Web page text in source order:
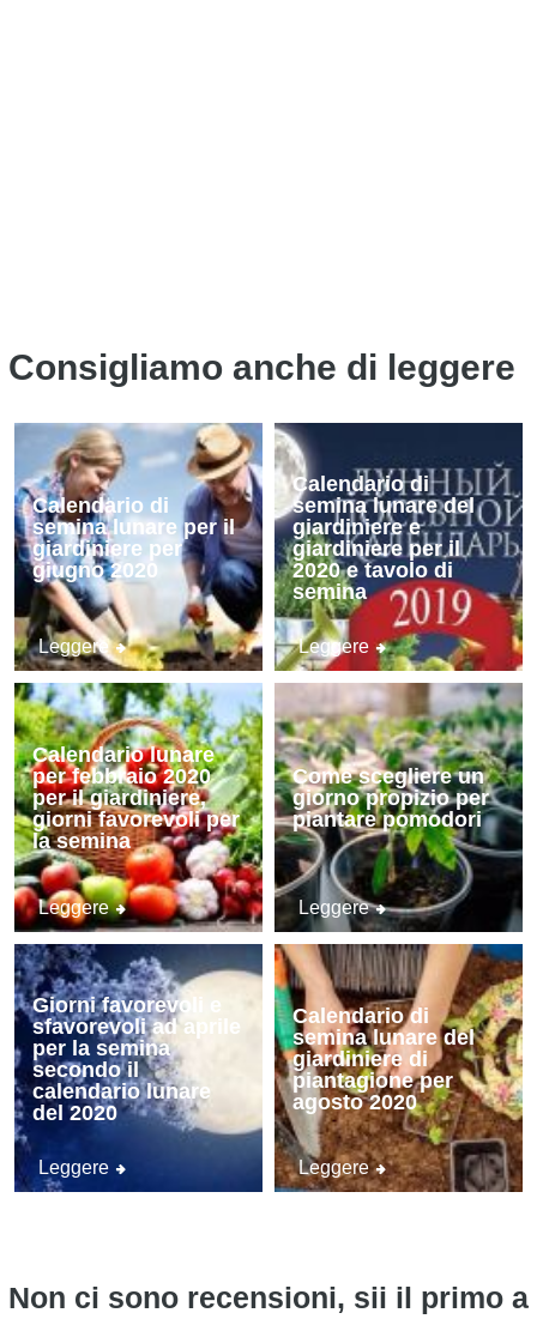
Consigliamo anche di leggere
Calendario di
semina lunare per il
giardiniere per
giugno 2020
Leggere
Calendario di
semina lunare del
giardiniere e
giardiniere per il
2020 e tavolo di
semina
Leggere
Calendario lunare
per febbraio 2020
per il giardiniere,
giorni favorevoli per
la semina
Leggere
Come scegliere un
giorno propizio per
piantare pomodori
Leggere
Giorni favorevoli e
sfavorevoli ad aprile
per la semina
secondo il
calendario lunare
del 2020
Leggere
Calendario di
semina lunare del
giardiniere di
piantagione per
agosto 2020
Leggere
Non ci sono recensioni, sii il primo a